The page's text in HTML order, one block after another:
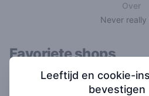
Over
Never really
Favoriete shops
Leeftijd en cookie-
bevestigen